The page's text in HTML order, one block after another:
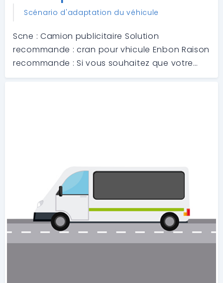
Scénario d'adaptation du véhicule
Scne : Camion publicitaire Solution
recommande : cran pour vhicule Enbon Raison
recommande : Si vous souhaitez que votre
publicit soit prsente en qualit HD